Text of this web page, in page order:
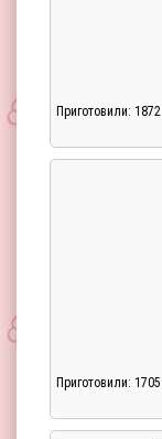
Приготовили: 1872
Приготовили: 1705